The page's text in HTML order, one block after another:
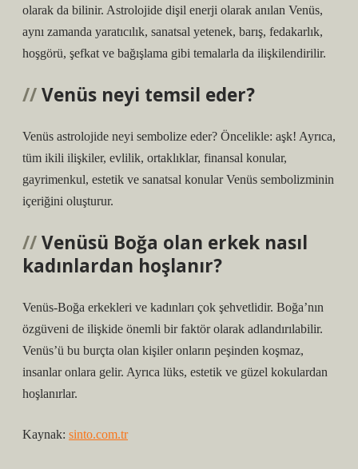
olarak da bilinir. Astrolojide dişil enerji olarak anılan Venüs,
aynı zamanda yaratıcılık, sanatsal yetenek, barış, fedakarlık,
hoşgörü, şefkat ve bağışlama gibi temalarla da ilişkilendirilir.
Venüs neyi temsil eder?
Venüs astrolojide neyi sembolize eder? Öncelikle: aşk! Ayrıca,
tüm ikili ilişkiler, evlilik, ortaklıklar, finansal konular,
gayrimenkul, estetik ve sanatsal konular Venüs sembolizminin
içeriğini oluşturur.
Venüsü Boğa olan erkek nasıl
kadınlardan hoşlanır?
Venüs-Boğa erkekleri ve kadınları çok şehvetlidir. Boğa’nın
özgüveni de ilişkide önemli bir faktör olarak adlandırılabilir.
Venüs’ü bu burçta olan kişiler onların peşinden koşmaz,
insanlar onlara gelir. Ayrıca lüks, estetik ve güzel kokulardan
hoşlanırlar.
Kaynak: sinto.com.tr